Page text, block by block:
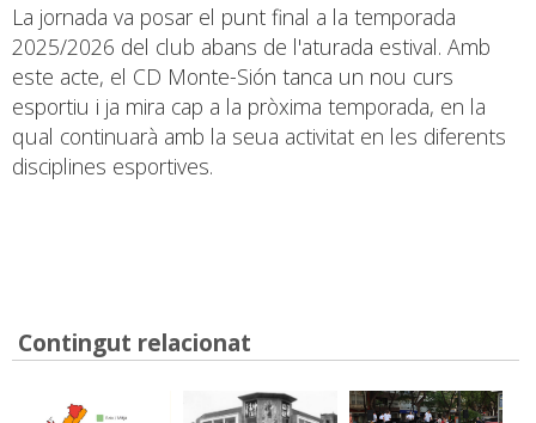
La jornada va posar el punt final a la temporada
2025/2026 del club abans de l'aturada estival. Amb
este acte, el CD Monte-Sión tanca un nou curs
esportiu i ja mira cap a la pròxima temporada, en la
qual continuarà amb la seua activitat en les diferents
disciplines esportives.
Contingut relacionat